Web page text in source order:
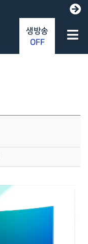
생방송
OFF